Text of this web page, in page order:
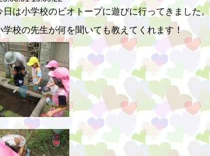
日は小学校のビオトープに遊びに行ってきました。
学校の先生が何を聞いても教えてくれます！